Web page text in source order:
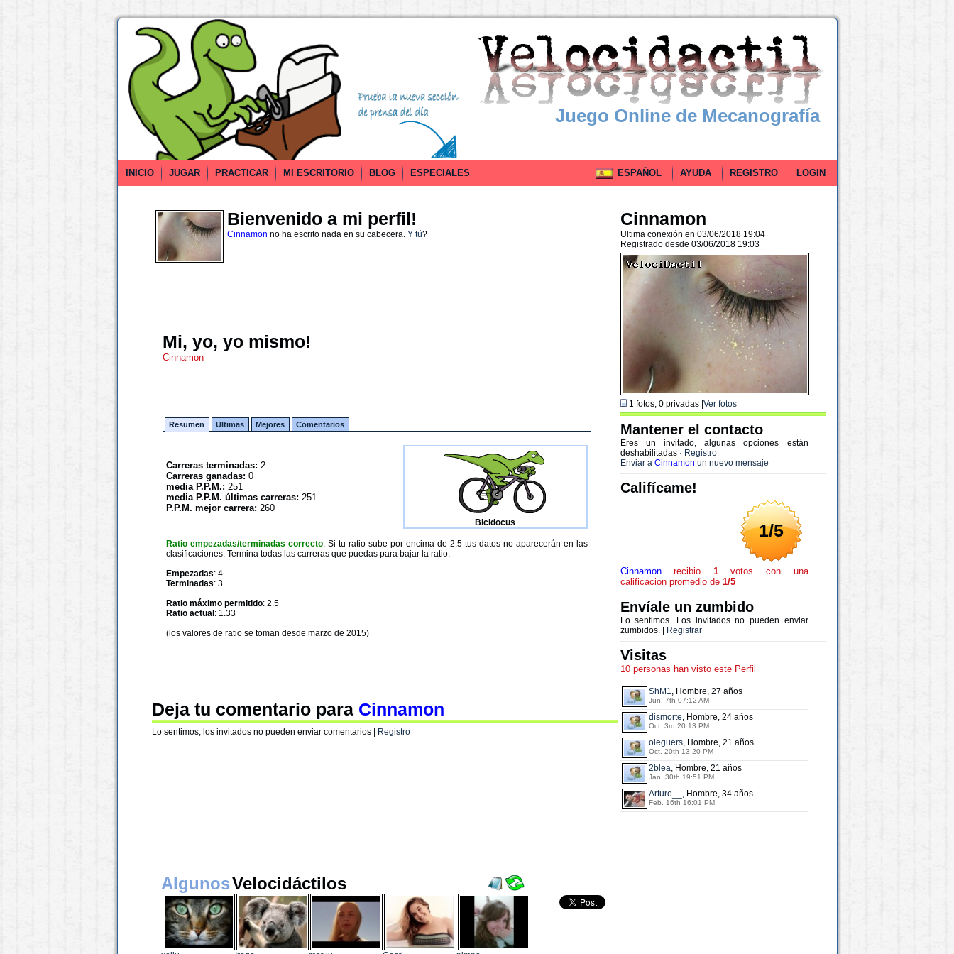
Juego Online de Mecanografía
INICIO JUGAR PRACTICAR MI ESCRITORIO BLOG ESPECIALES ESPAÑOL AYUDA REGISTRO LOGIN
Bienvenido a mi perfil!
Cinnamon no ha escrito nada en su cabecera. Y tú?
Mi, yo, yo mismo!
Cinnamon
Resumen Ultimas Mejores Comentarios
Carreras terminadas: 2
Carreras ganadas: 0
media P.P.M.: 251
media P.P.M. últimas carreras: 251
P.P.M. mejor carrera: 260
Bicidocus
Ratio empezadas/terminadas correcto. Si tu ratio sube por encima de 2.5 tus datos no aparecerán en las
clasificaciones. Termina todas las carreras que puedas para bajar la ratio.
Empezadas: 4
Terminadas: 3
Ratio máximo permitido: 2.5
Ratio actual : 1.33
(los valores de ratio se toman desde marzo de 2015)
Deja tu comentario para Cinnamon
Lo sentimos, los invitados no pueden enviar comentarios | Registro
Cinnamon
Ultima conexión en 03/06/2018 19:04
Registrado desde 03/06/2018 19:03
1 fotos, 0 privadas | Ver fotos
Mantener el contacto
Eres un invitado, algunas opciones están
deshabilitadas · Registro
Enviar a Cinnamon un nuevo mensaje
Califícame!
1/5
Cinnamonrecibio 1votos con una
calificacion promedio de 1/5
Envíale un zumbido
Lo sentimos. Los invitados no pueden enviar
zumbidos. |
Registrar
Visitas
10 personas han visto este Perfil
ShM1, Hombre, 27 años
Jun. 7th 07:12 AM
dismorte, Hombre, 24 años
Oct. 3rd 20:13 PM
oleguers, Hombre, 21 años
Oct. 20th 13:20 PM
2blea, Hombre, 21 años
Jan. 30th 19:51 PM
Arturo__ , Hombre, 34 años
Feb. 16th 16:01 PM
AlgunosVelocidáctilos